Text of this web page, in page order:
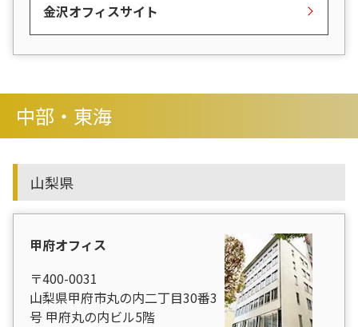
金沢オフィスサイト
中部・東海
山梨県
甲府オフィス
〒400-0031
山梨県甲府市丸の内二丁目30番3
号 甲府丸の内ビル5階